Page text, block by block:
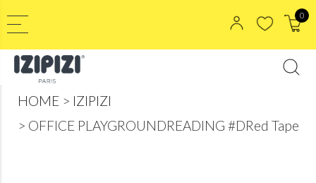
0
HOME
IZIPIZI
OFFICE PLAYGROUNDREADING #DRed Tape